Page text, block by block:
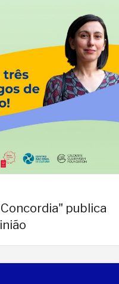
publica